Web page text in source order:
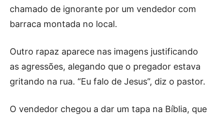
chamado de ignorante por um vendedor com
barraca montada no local.
Outro rapaz aparece nas imagens justificando
as agressões, alegando que o pregador estava
gritando na rua. “Eu falo de Jesus”, diz o pastor.
O vendedor chegou a dar um tapa na Bíblia, que